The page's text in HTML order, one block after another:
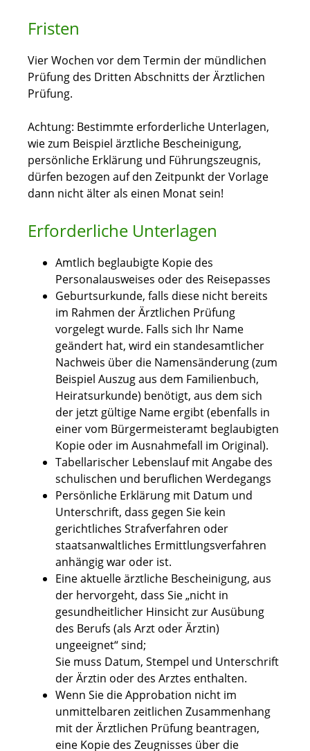
Fristen
Vier Wochen vor dem Termin der mündlichen
Prüfung des Dritten Abschnitts der Ärztlichen
Prüfung.
Achtung: Bestimmte erforderliche Unterlagen,
wie zum Beispiel ärztliche Bescheinigung,
persönliche Erklärung und Führungszeugnis,
dürfen bezogen auf den Zeitpunkt der Vorlage
dann nicht älter als einen Monat sein!
Erforderliche Unterlagen
Amtlich beglaubigte Kopie des
Personalausweises oder des Reisepasses
Geburtsurkunde, falls diese nicht bereits
im Rahmen der Ärztlichen Prüfung
vorgelegt wurde. Falls sich Ihr Name
geändert hat, wird ein standesamtlicher
Nachweis über die Namensänderung (zum
Beispiel Auszug aus dem Familienbuch,
Heiratsurkunde) benötigt, aus dem sich
der jetzt gültige Name ergibt (ebenfalls in
einer vom Bürgermeisteramt beglaubigten
Kopie oder im Ausnahmefall im Original).
Tabellarischer Lebenslauf mit Angabe des
schulischen und beruflichen Werdegangs
Persönliche Erklärung mit Datum und
Unterschrift, dass gegen Sie kein
gerichtliches Strafverfahren oder
staatsanwaltliches Ermittlungsverfahren
anhängig war oder ist.
Eine aktuelle ärztliche Bescheinigung, aus
der hervorgeht, dass Sie „nicht in
gesundheitlicher Hinsicht zur Ausübung
des Berufs (als Arzt oder Ärztin)
ungeeignet“ sind;
Sie muss Datum, Stempel und Unterschrift
der Ärztin oder des Arztes enthalten.
Wenn Sie die Approbation nicht im
unmittelbaren zeitlichen Zusammenhang
mit der Ärztlichen Prüfung beantragen,
eine Kopie des Zeugnisses über die